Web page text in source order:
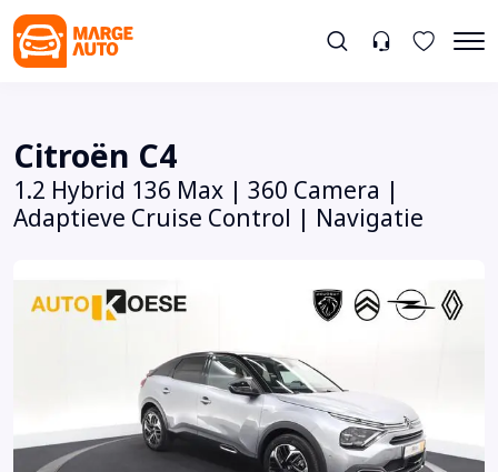
Citroën C4
1.2 Hybrid 136 Max | 360 Camera |
Adaptieve Cruise Control | Navigatie